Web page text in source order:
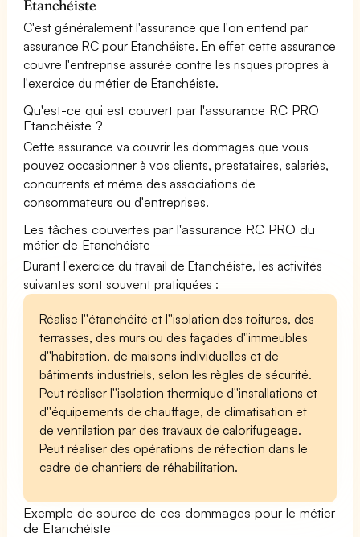
Etanchéiste
C'est généralement l'assurance que l'on entend par
assurance RC pour Etanchéiste. En effet cette assurance
couvre l'entreprise assurée contre les risques propres à
l'exercice du métier de Etanchéiste.
Qu'est-ce qui est couvert par l'assurance RC PRO
Etanchéiste ?
Cette assurance va couvrir les dommages que vous
pouvez occasionner à vos clients, prestataires, salariés,
concurrents et même des associations de
consommateurs ou d'entreprises.
Les tâches couvertes par l'assurance RC PRO du
métier de Etanchéiste
Durant l'exercice du travail de Etanchéiste, les activités
suivantes sont souvent pratiquées :
Réalise l''étanchéité et l''isolation des toitures, des
terrasses, des murs ou des façades d''immeubles
d''habitation, de maisons individuelles et de
bâtiments industriels, selon les règles de sécurité.
Peut réaliser l''isolation thermique d''installations et
d''équipements de chauffage, de climatisation et
de ventilation par des travaux de calorifugeage.
Peut réaliser des opérations de réfection dans le
cadre de chantiers de réhabilitation.
Exemple de source de ces dommages pour le métier
de Etanchéiste